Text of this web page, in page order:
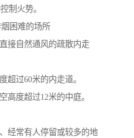
制火势。
困难的场所
接自然通风的疏散内走
超过60米的内走道。
高度超过12米的中庭。
经常有人停留或较多的地